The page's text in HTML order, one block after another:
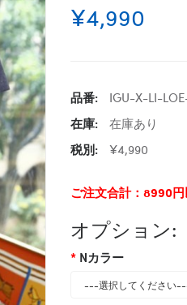
¥4,990
品番:
IGU-X-LI-
在庫:
在庫あり
税別:
¥4,990
ご注文合計：8990
オプション:
Nカラー